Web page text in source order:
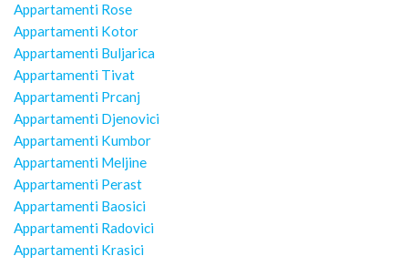
Appartamenti Rose
Appartamenti Kotor
Appartamenti Buljarica
Appartamenti Tivat
Appartamenti Prcanj
Appartamenti Djenovici
Appartamenti Kumbor
Appartamenti Meljine
Appartamenti Perast
Appartamenti Baosici
Appartamenti Radovici
Appartamenti Krasici